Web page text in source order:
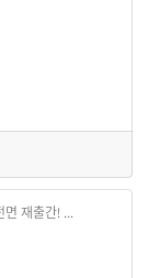
면 재출간! ...